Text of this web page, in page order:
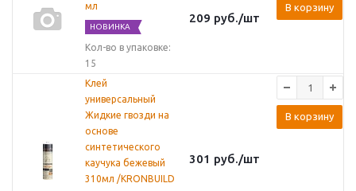
мл
НОВИНКА
Кол-во в упаковке:
15
209 руб./шт
В корзину
Клей
универсальный
Жидкие гвозди на
основе
синтетического
каучука бежевый
310мл /KRONBUILD
301 руб./шт
В корзину